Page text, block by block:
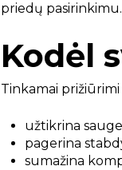
priedų pasirinkimu.
Kodėl
Tinkamai prižiūrimi
užtikrina
pagerina
sumažina